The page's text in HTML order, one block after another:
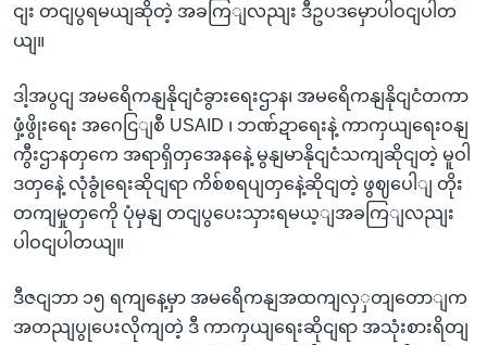
ငျး တငျပွရမယျဆိုတဲ့ အခကြျလညျး ဒီဥပဒမှောပါဝငျပါတ
ယျ။
ဒါ့အပွငျ အမရေိကနျနိုငျငံခွားရေးဌာန၊ အမရေိကနျနိုငျငံတကာ
ဖှံ့ဖွိုးရေး အဂေငြျစီ USAID ၊ ဘဏ်ဍာရေးနဲ့ ကာကှယျရေးဝနျ
ကွီးဌာနတှကေ အရာရှိတှအေနနေဲ့ မွနျမာနိုငျငံသကျဆိုငျတဲ့ မူဝါ
ဒတှနေဲ့ လုံခွုံရေးဆိုငျရာ ကိစ်စရပျတှနေဲ့ဆိုငျတဲ့ ဖွဈပေါျ တိုး
တကျမှုတှကေို ပုံမှနျ တငျပွပေးသှားရမယ့ျအခကြျလညျး
ပါဝငျပါတယျ။
ဒီဇငျဘာ ၁၅ ရကျနေ့မှာ အမရေိကနျအထကျလှှတျတောျက
အတညျပွုပေးလိုကျတဲ့ ဒီ ကာကှယျရေးဆိုငျရာ အသုံးစားရိတျ